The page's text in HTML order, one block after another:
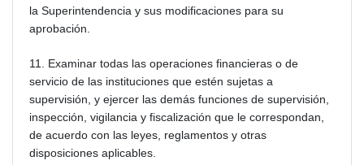
la Superintendencia y sus modificaciones para su
aprobación.
11. Examinar todas las operaciones financieras o de
servicio de las instituciones que estén sujetas a
supervisión, y ejercer las demás funciones de supervisión,
inspección, vigilancia y fiscalización que le correspondan,
de acuerdo con las leyes, reglamentos y otras
disposiciones aplicables.